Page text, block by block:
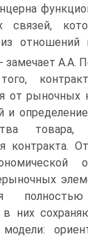
связей,
из
замечает А.А.
от рыночных
и
контракта.
в них